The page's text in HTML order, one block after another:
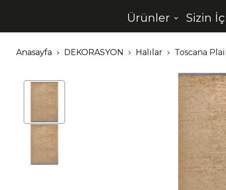
Ürünler
Ahşap Aydınlatma
Dekorasyon
Demir Çelik
Ev Gereçleri
Malzemeleri
Sizin
Anasayfa DEKORASYON Halılar Toscana